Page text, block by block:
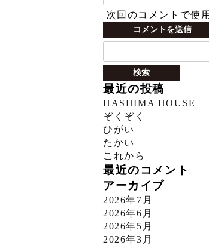
次回のコメントで使
検
最近の投稿
HASHIMA HOUSE
ぞくぞく
ひがい
たかい
これから
最近のコメント
アーカイブ
2026年7月
2026年6月
2026年5月
2026年3月